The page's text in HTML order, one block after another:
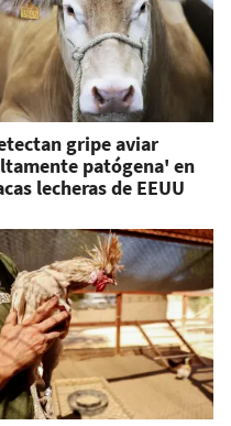
gripe aviar
patógena' en
lecheras de EEUU